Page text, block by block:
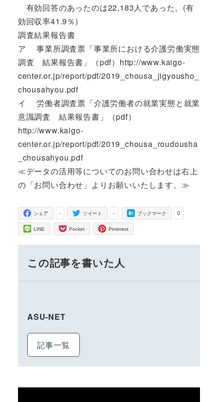
有効回答のあったのは22,183人であった。(有
効回収率41.9％)
調査結果報告書
ア 事業所調査票「事業所における介護労働実態
調査 結果報告書」（pdf）http://www.kaigo-
center.or.jp/report/pdf/2019_chousa_jigyousho_
chousahyou.pdf
イ 労働者調査票「介護労働者の就業実態と就業
意識調査 結果報告書」（pdf）
http://www.kaigo-
center.or.jp/report/pdf/2019_chousa_roudousha
_chousahyou.pdf
≪データの活用等についてのお問い合わせは右上
の「お問い合わせ」よりお願いいたします。≫
-
シェア -
ツイート 0
ブックマーク
LINE Pocket Pinterest
この記事を書いた人
ASU-NET
記事一覧